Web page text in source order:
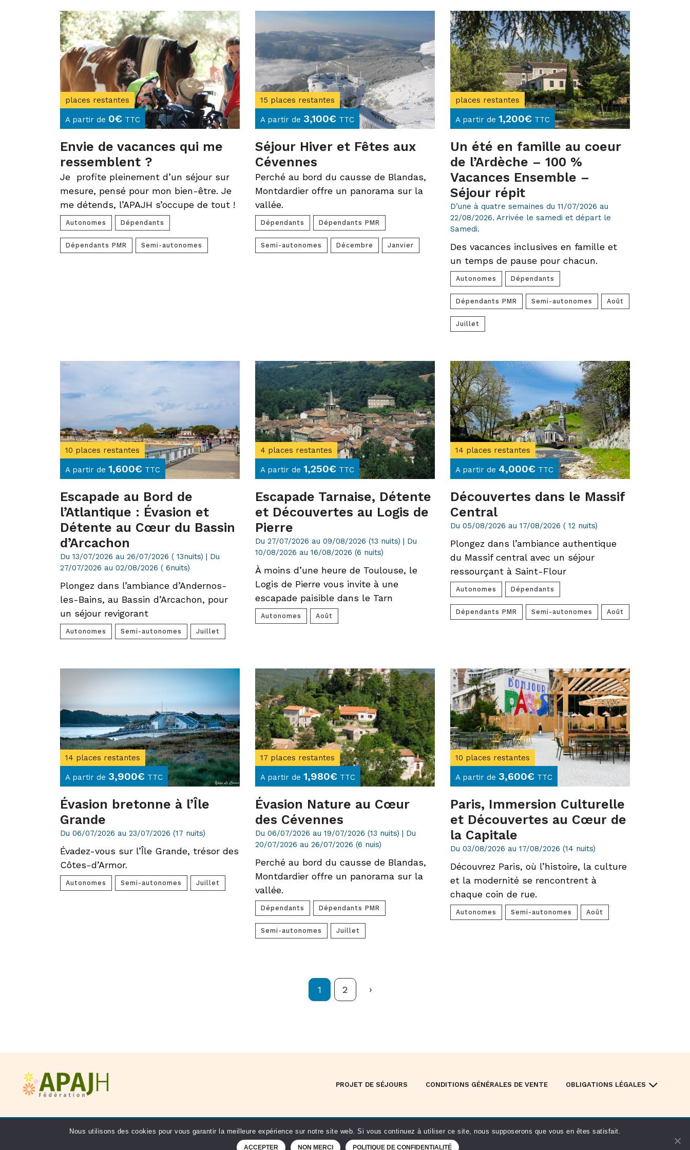
places restantes
A partir de 0€ TTC
Envie de vacances qui me
ressemblent ?
Je profite pleinement d’un séjour sur
mesure, pensé pour mon bien-être. Je
me détends, l’APAJH s’occupe de tout !
Autonomes Dépendants
Dépendants PMR Semi-autonomes
15 places restantes
A partir de 3,100€ TTC
Séjour Hiver et Fêtes aux
Cévennes
Perché au bord du causse de Blandas,
Montdardier offre un panorama sur la
vallée.
Dépendants Dépendants PMR
Semi-autonomes Décembre Janvier
places restantes
A partir de 1,200€ TTC
Un été en famille au coeur
de l’Ardèche – 100 %
Vacances Ensemble –
Séjour répit
D’une à quatre semaines du 11/07/2026 au
22/08/2026. Arrivée le samedi et départ le
Samedi.
Des vacances inclusives en famille et
un temps de pause pour chacun.
Autonomes Dépendants
Dépendants PMR Semi-autonomes Août
Juillet
10 places restantes
A partir de 1,600€ TTC
Escapade au Bord de
l’Atlantique : Évasion et
Détente au Cœur du Bassin
d’Arcachon
Du 13/07/2026 au 26/07/2026 ( 13nuits) | Du
27/07/2026 au 02/08/2026 ( 6nuits)
Plongez dans l’ambiance d’Andernos-
les-Bains, au Bassin d’Arcachon, pour
un séjour revigorant
Autonomes Semi-autonomes Juillet
4 places restantes
A partir de 1,250€ TTC
Escapade Tarnaise, Détente
et Découvertes au Logis de
Pierre
Du 27/07/2026 au 09/08/2026 (13 nuits) | Du
10/08/2026 au 16/08/2026 (6 nuits)
À moins d’une heure de Toulouse, le
Logis de Pierre vous invite à une
escapade paisible dans le Tarn
Autonomes Août
14 places restantes
A partir de 4,000€ TTC
Découvertes dans le Massif
Central
Du 05/08/2026 au 17/08/2026 ( 12 nuits)
Plongez dans l’ambiance authentique
du Massif central avec un séjour
ressourçant à Saint-Flour
Autonomes Dépendants
Dépendants PMR Semi-autonomes Août
14 places restantes
A partir de 3,900€ TTC
Évasion bretonne à l’Île
Grande
Du 06/07/2026 au 23/07/2026 (17 nuits)
Évadez-vous sur l’Île Grande, trésor des
Côtes-d’Armor.
Autonomes Semi-autonomes Juillet
17 places restantes
A partir de 1,980€ TTC
Évasion Nature au Cœur
des Cévennes
Du 06/07/2026 au 19/07/2026 (13 nuits) | Du
20/07/2026 au 26/07/2026 (6 nuis)
Perché au bord du causse de Blandas,
Montdardier offre un panorama sur la
vallée.
Dépendants Dépendants PMR
Semi-autonomes Juillet
10 places restantes
A partir de 3,600€ TTC
Paris, Immersion Culturelle
et Découvertes au Cœur de
la Capitale
Du 03/08/2026 au 17/08/2026 (14 nuits)
Découvrez Paris, où l’histoire, la culture
et la modernité se rencontrent à
chaque coin de rue.
Autonomes Semi-autonomes Août
Page
1 Page
2 ›
PROJET DE SÉJOURS CONDITIONS GÉNÉRALES DE VENTE OBLIGATIONS LÉGALES
Contactez-nous au
01 44 10 23 40| Service Accompagnement Loisirs
Nous utilisons des cookies pour vous garantir la meilleure expérience sur notre site web. Si vous continuez à utiliser ce site, nous supposerons que vous en êtes satisfait.
ACCEPTER NON MERCI POLITIQUE DE CONFIDENTIALITÉ